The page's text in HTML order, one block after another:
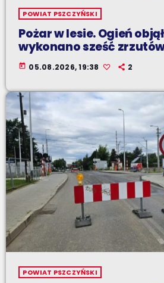
POWIAT PSZCZYŃSKI
Pożar w lesie. Ogień
wykonano sześć
today 05.08.2026, 19:38 2
POWIAT PSZCZYŃSKI